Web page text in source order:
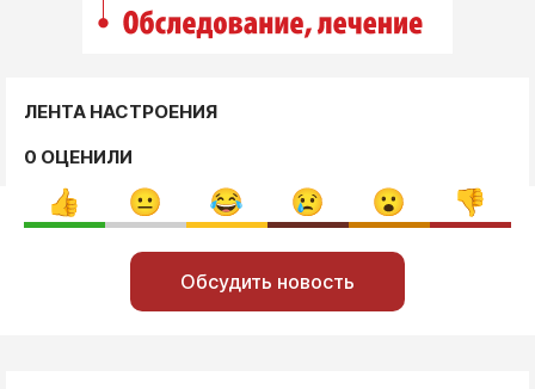
ЛЕНТА НАСТРОЕНИЯ
0 ОЦЕНИЛИ
Обсудить новость